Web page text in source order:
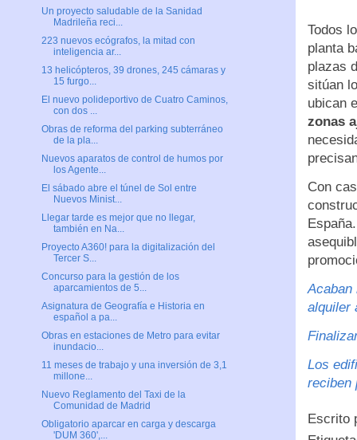
Todos
planta
plazas
sitúan
ubican
zonas
Con
Acaban
alquiler
Los
reciben
Escrito
Un proyecto saludable de la Sanidad
Madrileña reci...
223 nuevos ecógrafos, la mitad con
inteligencia ar...
13 helicópteros, 39 drones, 245 cámaras y
15 furgo...
El nuevo polideportivo de Cuatro Caminos,
con dos ...
Obras de reforma del parking subterráneo
de la pla...
Nuevos aparatos de control de humos por
los Agente...
El sábado abre el túnel de Sol entre
Nuevos Minist...
Llegar tarde es mejor que no llegar,
también en Na...
Proyecto A360! para la digitalización del
Tercer S...
Concurso para la gestión de los
aparcamientos de 5...
Asignatura de Geografía e Historia en
español a pa...
Obras en estaciones de Metro para evitar
inundacio...
11 meses de trabajo y una inversión de 3,1
millone...
Nuevo Reglamento del Taxi de la
Comunidad de Madrid
Obligatorio aparcar en carga y descarga
'DUM 360',...